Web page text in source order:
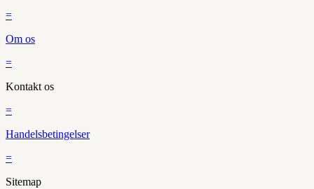
=
Om os
=
Kontakt os
=
Handelsbetingelser
=
Sitemap